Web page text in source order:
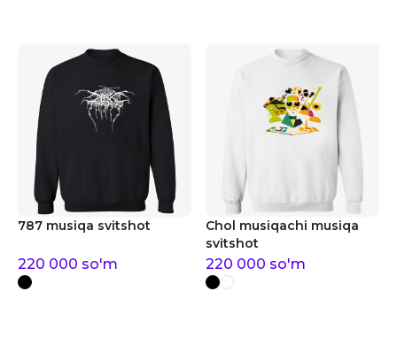
787 musiqa svitshot
220 000 so'm
Chol musiqachi musiqa
svitshot
220 000 so'm